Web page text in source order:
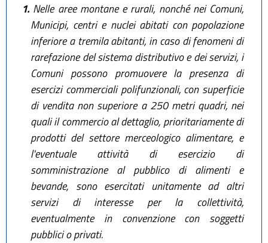
1.Nelle aree montane e rurali, nonché nei Comuni,
Municipi, centri e nuclei abitati con popolazione
inferiore a tremila abitanti, in caso di fenomeni di
rarefazione del sistema distributivo e dei servizi, i
Comuni possono promuovere la presenza di
esercizi commerciali polifunzionali, con superficie
di vendita non superiore a 250 metri quadri, nei
quali il commercio al dettaglio, prioritariamente di
prodotti del settore merceologico alimentare, e
l'eventuale attività di esercizio di
somministrazione al pubblico di alimenti e
bevande, sono esercitati unitamente ad altri
servizi di interesse per la collettività,
eventualmente in convenzione con soggetti
pubblici o privati.